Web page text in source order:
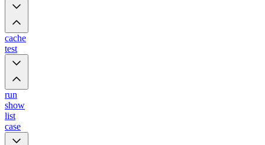
cache
test
run
show
list
case